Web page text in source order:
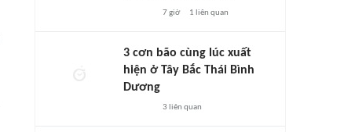
7 giờ 1 liên quan
3 cơn bão cùng lúc xuất
hiện ở Tây Bắc Thái Bình
Dương
3 liên quan